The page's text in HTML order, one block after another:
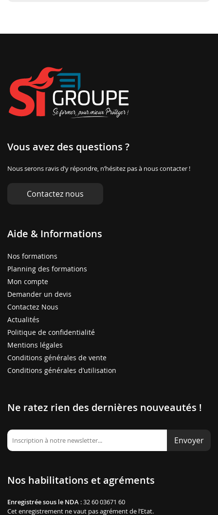
Vous avez des questions ?
Nous serons ravis d’y répondre, n’hésitez pas à nous contacter !
Contactez nous
Aide & Informations
Nos formations
Planning des formations
Mon compte
Demander un devis
Contactez Nous
Actualités
Politique de confidentialité
Mentions légales
Conditions générales de vente
Conditions générales d’utilisation
Ne ratez rien des dernières nouveautés !
Envoyer
Nos habilitations et agréments
Enregistrée sous le NDA : 32 60 03671 60
Cet enregistrement ne vaut pas agrément de l’Etat.